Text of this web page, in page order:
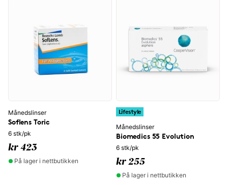
Månedslinser
Soflens Toric
6 stk/pk
kr 423
På lager i nettbutikken
Lifestyle
Månedslinser
Biomedics 55 Evolution
6 stk/pk
kr 255
På lager i nettbutikken